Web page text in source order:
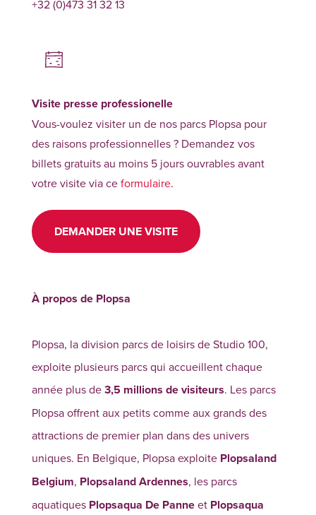
+32 (0)473 31 32 13
Visite presse professionelle
Vous-voulez visiter un de nos parcs Plopsa pour
des raisons professionnelles ? Demandez vos
billets gratuits au moins 5 jours ouvrables avant
votre visite via ceformulaire.
DEMANDER UNE VISITE
À propos de Plopsa
Plopsa, la division parcs de loisirs de Studio 100,
exploite plusieurs parcs qui accueillent chaque
année plus de3,5 millions de visiteurs. Les parcs
Plopsa offrent aux petits comme aux grands des
attractions de premier plan dans des univers
uniques. En Belgique, Plopsa exploite Plopsaland
Belgium, Plopsaland Ardennes, les parcs
aquatiques Plopsaqua De Panneet Plopsaqua